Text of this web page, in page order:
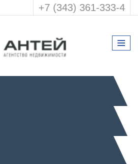
+7 (343) 361-333-4